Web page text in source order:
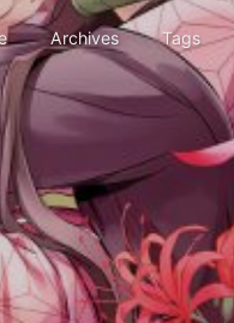
Archives Tags